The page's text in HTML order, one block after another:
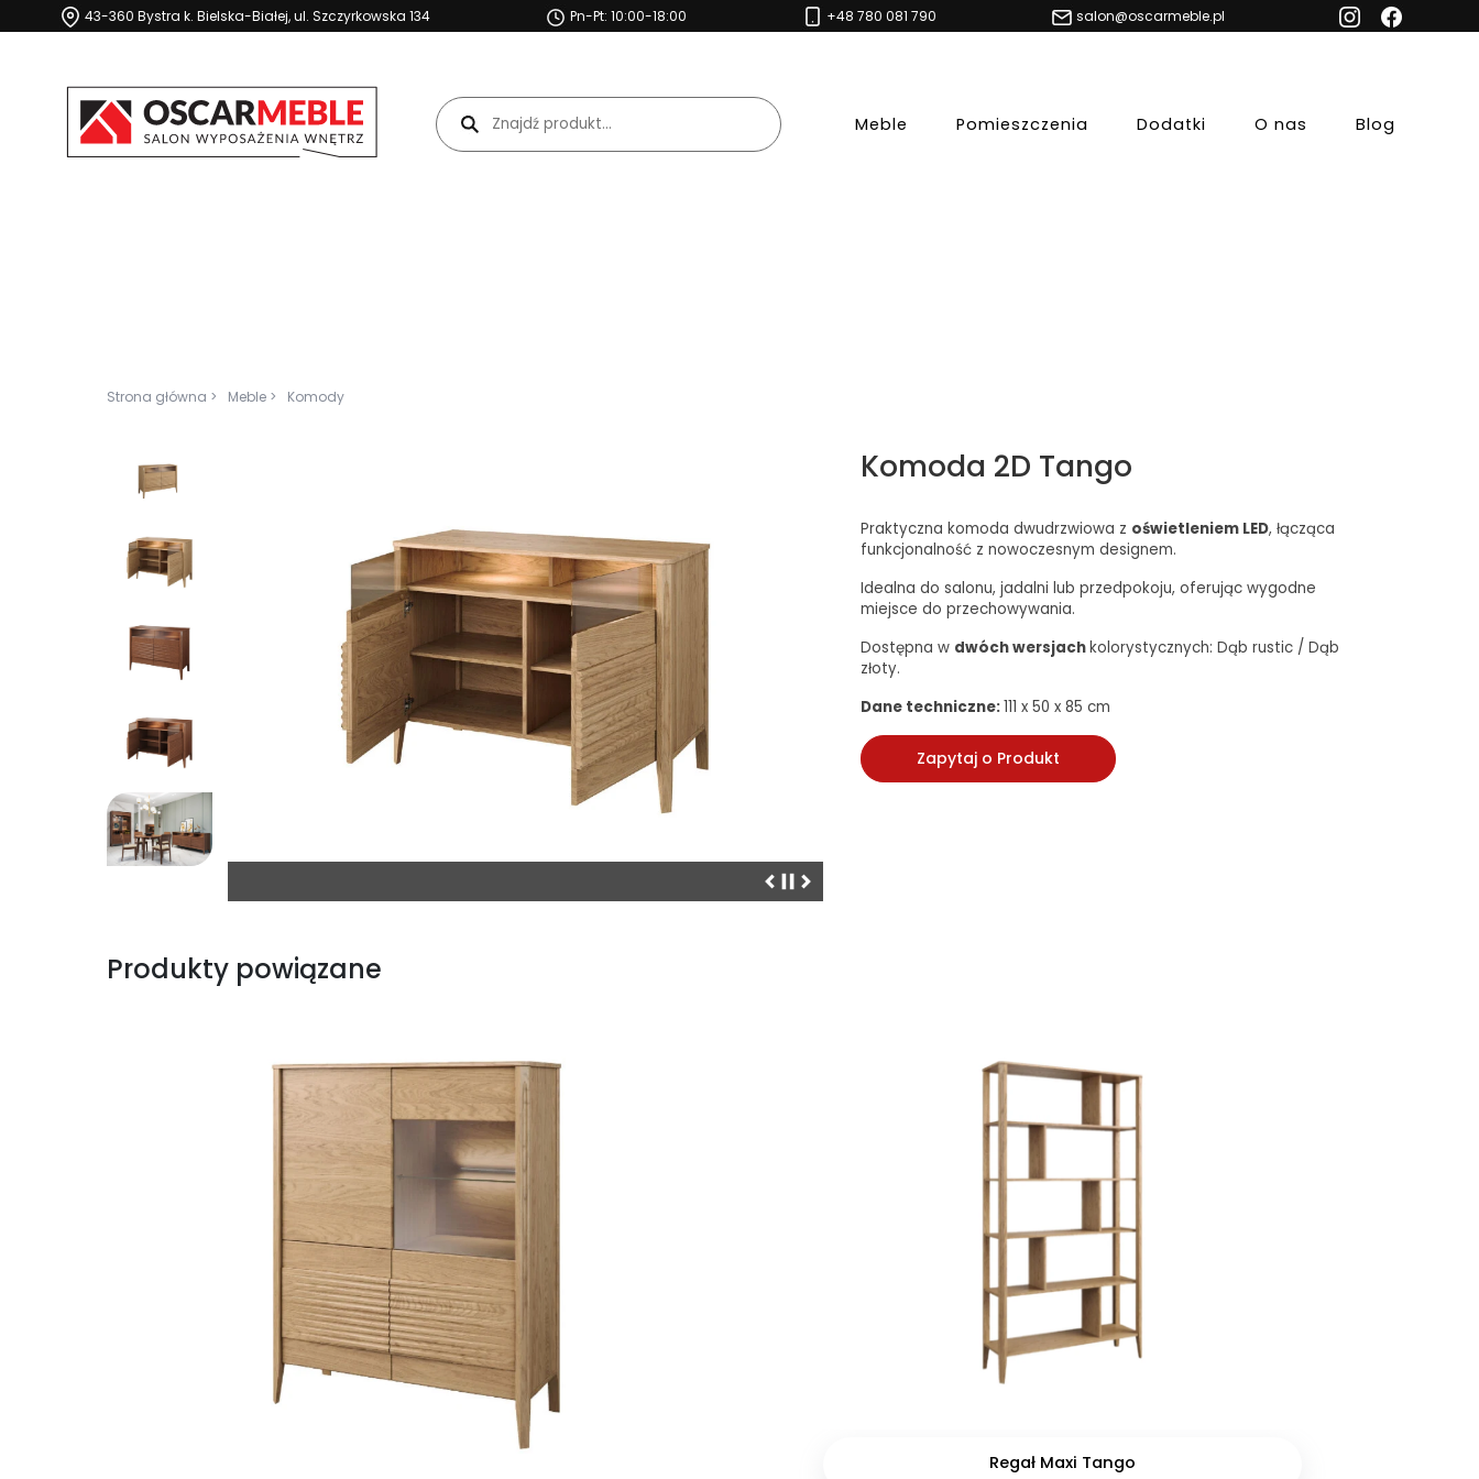
43-360 Bystra k. Bielska-Białej, ul. Szczyrkowska 134 Pn-Pt: 10:00-18:00 +48 780 081 790 salon@oscarmeble.pl
Meble Pomieszczenia Dodatki O nas Blog
Strona główna > Meble > Komody
Komoda 2D Tango
Praktyczna komoda dwudrzwiowa z oświetleniem LED, łącząca
funkcjonalność z nowoczesnym designem.
Idealna do salonu, jadalni lub przedpokoju, oferując wygodne
miejsce do przechowywania.
Dostępna w dwóch wersjachkolorystycznych: Dąb rustic / Dąb
złoty.
Dane techniczne:111 x 50 x 85 cm
Zapytaj o Produkt
Produkty powiązane
Regał Maxi Tango